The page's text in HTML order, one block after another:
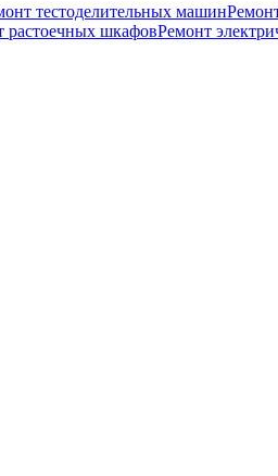
тестоделительных машин
растоечных шкафовРемонт